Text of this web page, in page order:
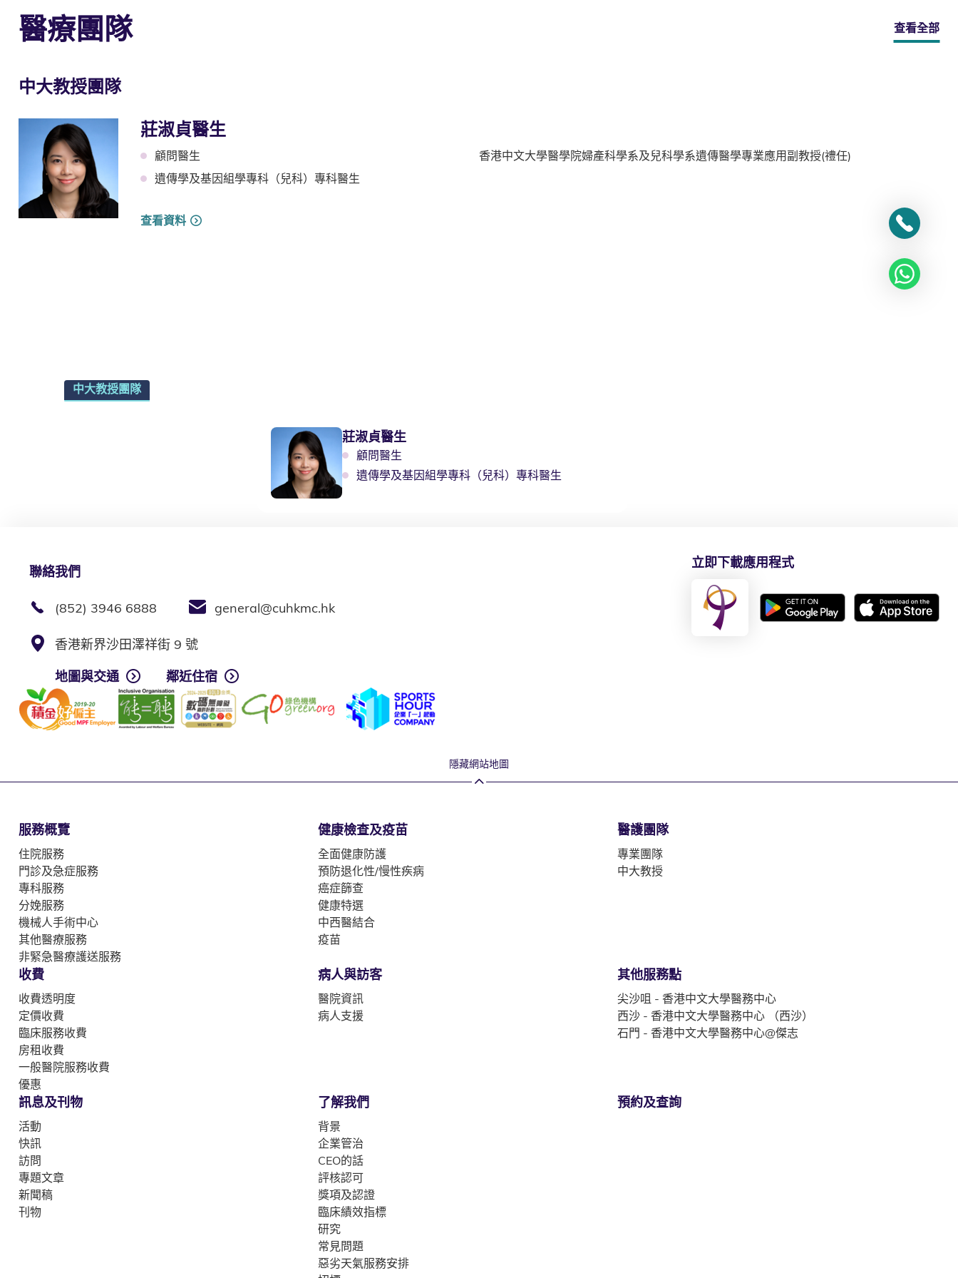
醫療團隊 查看全部
中大教授團隊
莊淑貞醫生
顧問醫生
遺傳學及基因組學專科（兒科）專科醫生
香港中文大學醫學院婦產科學系及兒科學系遺傳醫學專業應用副教授(禮任)
查看資料
探索醫療團隊
中大教授團隊
莊淑貞醫生
顧問醫生
遺傳學及基因組學專科（兒科）專科醫生
聯絡我們
(852) 3946 6888 general@cuhkmc.hk
香港新界沙田澤祥街 9 號
地圖與交通
鄰近住宿
立即下載應用程式
隱藏網站地圖
服務概覽
住院服務
門診及急症服務
專科服務
分娩服務
機械人手術中心
其他醫療服務
非緊急醫療護送服務
健康檢查及疫苗
全面健康防護
預防退化性/慢性疾病
癌症篩查
健康特選
中西醫結合
疫苗
醫護團隊
專業團隊
中大教授
收費
收費透明度
定價收費
臨床服務收費
房租收費
一般醫院服務收費
優惠
病人與訪客
醫院資訊
病人支援
其他服務點
尖沙咀 - 香港中文大學醫務中心
西沙 - 香港中文大學醫務中心 （西沙）
石門 - 香港中文大學醫務中心@傑志
訊息及刊物
活動
快訊
訪問
專題文章
新聞稿
刊物
了解我們
背景
企業管治
CEO的話
評核認可
獎項及認證
臨床績效指標
研究
常見問題
惡劣天氣服務安排
預約及查詢